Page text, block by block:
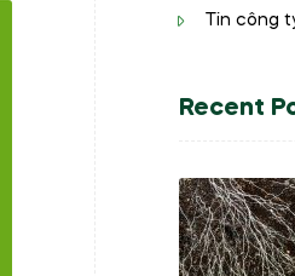
Tin công
Recent